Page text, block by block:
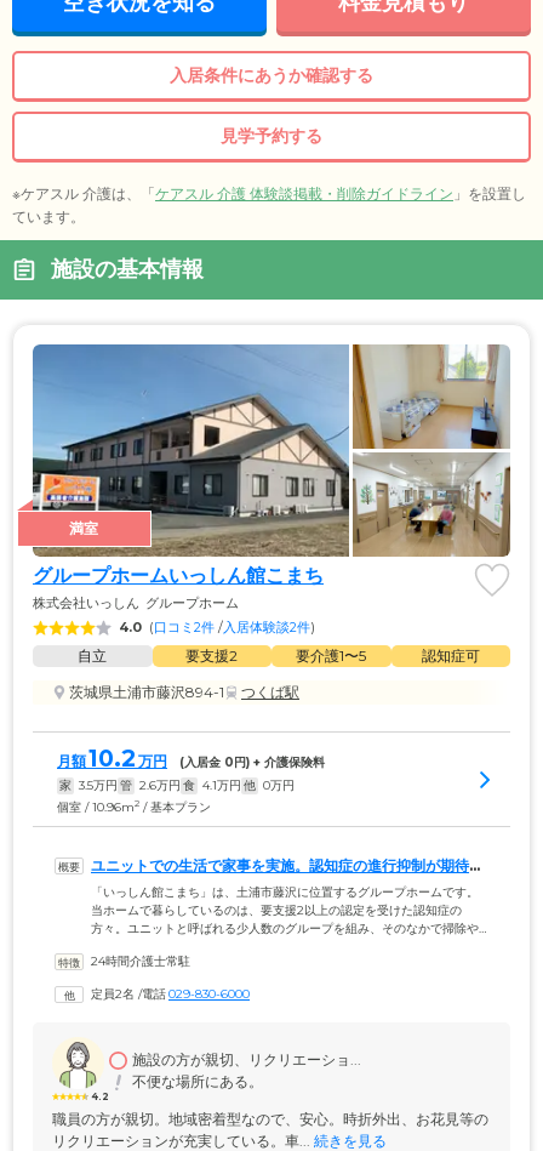
入居条件にあうか確認する
見学予約する
※ケアスル 介護は、「ケアスル 介護 体験談掲載・削除ガイドライン 」を設置し
ています。
施設の基本情報
満室
グループホームいっしん館こまち
株式会社いっしん グループホーム
4.0 (口コミ2件 /入居体験談2件)
自立 要支援2 要介護1〜5
認知症可
茨城県土浦市藤沢894-1
つくば駅
月額10.2 万円 (入居金 0円) + 介護保険料
家 3.5万円 管 2.6万円 食 4.1万円 他 0万円
個室 / 10.96m2 / 基本プラン
ユニットでの生活で家事を実施。認知症の進行抑制が期待で
きます
「いっしん館こまち」は、土浦市藤沢に位置するグループホームです。
当ホームで暮らしているのは、要支援2以上の認定を受けた認知症の
方々。ユニットと呼ばれる少人数のグループを組み、そのなかで掃除や
の得意なことや、身体状況に合わせて役割を分担いたしますので、なに
ことは、スタッフが寄り添いサポートいたしますので、安心してお過ご
24時間介護士常駐
定員2名 /電話029-830-6000
4.2
施設の方が親切、リクリエーショ...
不便な場所にある。
職員の方が親切。地域密着型なので、安心。時折外出、お花見等の
リクリエーションが充実している。車... 続きを見る